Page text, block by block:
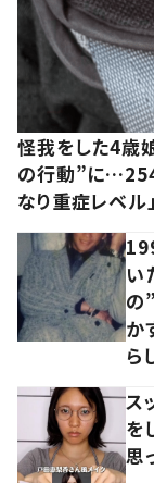
怪我をした4歳
の行動”に…254
なり重症レベル」
い
の
か
ら
ス
を
思